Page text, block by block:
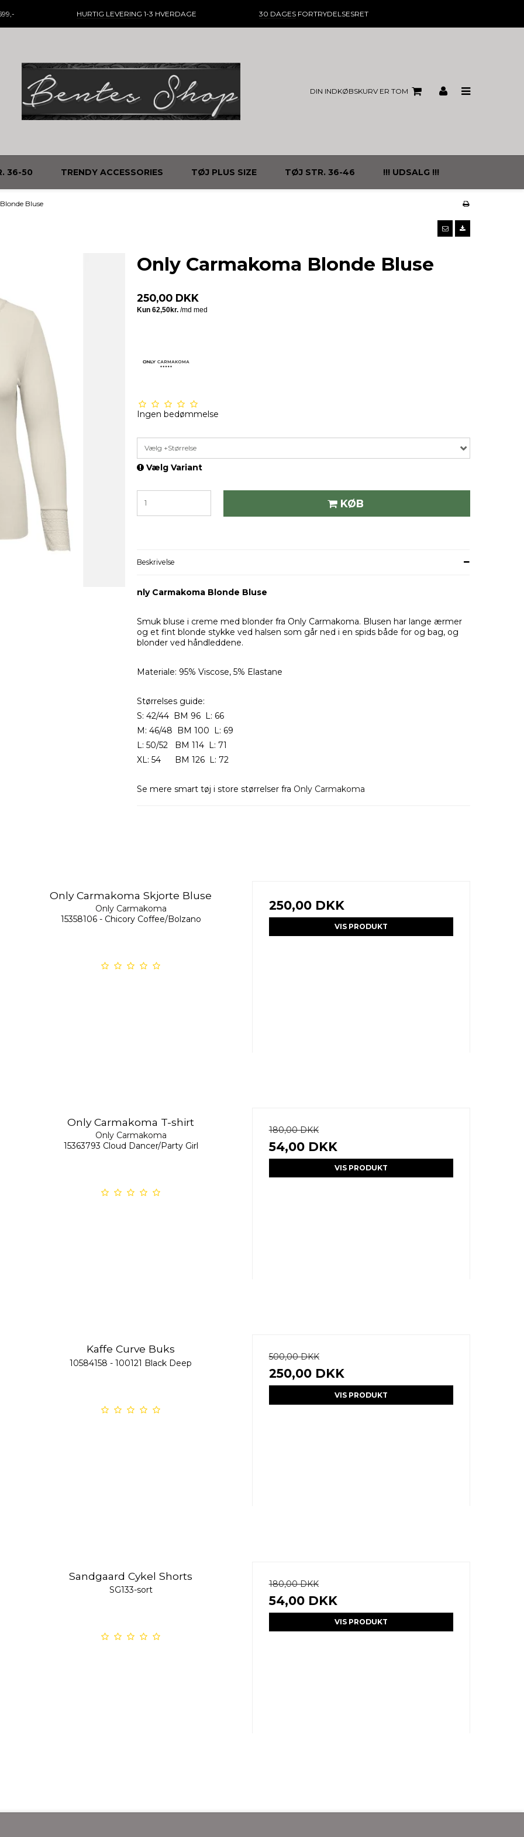
HURTIG LEVERING 1-3 HVERDAGE 30 DAGESFORTRYDELSESRET
DIN INDKØBSKURV ER TOM
36-50 TRENDY ACCESSORIES TØJ PLUS SIZE TØJ STR. 36-46 !!! UDSALG !!!
Bluse
Only Carmakoma Blonde Bluse
250,00 DKK
Ingen bedømmelse
Vælg +Størrelse
Vælg Variant
KØB
Beskrivelse
nly Carmakoma Blonde Bluse
Smuk bluse i creme med blonder fra Only Carmakoma. Blusen har lange ærmer
og et fint blonde stykke ved halsen som går ned i en spids både for og bag, og
blonder ved håndleddene.
Materiale: 95% Viscose, 5% Elastane
Størrelses guide:
S: 42/44 BM 96 L: 66
M: 46/48 BM 100 L: 69
L: 50/52 BM 114 L: 71
XL: 54 BM 126 L: 72
Se mere smart tøj i store størrelser fra Only Carmakoma
Only Carmakoma Skjorte Bluse
Only Carmakoma
15358106 - Chicory Coffee/Bolzano
250,00 DKK
VIS PRODUKT
Only Carmakoma T-shirt
Only Carmakoma
15363793 Cloud Dancer/Party Girl
180,00 DKK
54,00 DKK
VIS PRODUKT
Kaffe Curve Buks
10584158 - 100121 Black Deep
500,00 DKK
250,00 DKK
VIS PRODUKT
Sandgaard Cykel Shorts
SG133-sort
180,00 DKK
54,00 DKK
VIS PRODUKT